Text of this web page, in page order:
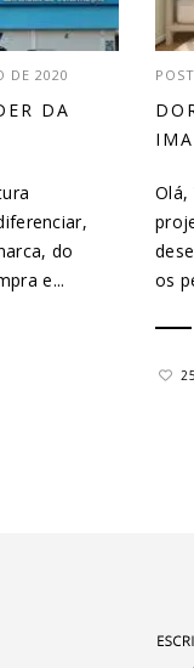
DE 2020
DA
do
e...
Olá,
os